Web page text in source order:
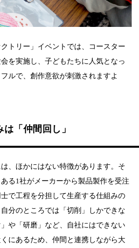
クトリー」イベントでは、コースター
を実施し、子どもたちに人気となっ
ルで、創作意欲が刺激されますよ
「仲間回し」
、ほかにはない特徴があります。そ
る1社がメーカーから製品製作を受注
で工程を分担して生産する仕組みの
分のところでは「切削」しかできな
や「研磨」など、自社にはできない
にあるため、仲間と連携しながら大